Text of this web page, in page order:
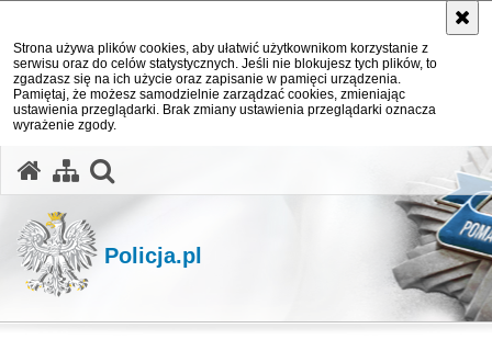
Strona używa plików cookies, aby ułatwić użytkownikom korzystanie z
serwisu oraz do celów statystycznych. Jeśli nie blokujesz tych plików, to
zgadzasz się na ich użycie oraz zapisanie w pamięci urządzenia.
Pamiętaj, że możesz samodzielnie zarządzać cookies, zmieniając
ustawienia przeglądarki. Brak zmiany ustawienia przeglądarki oznacza
wyrażenie zgody.
Policja.pl